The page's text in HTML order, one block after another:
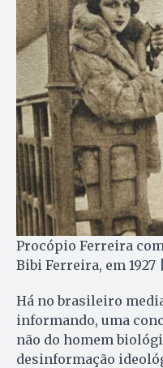
Procópio Ferreira
Bibi Ferreira, em 1927
Há no brasileiro
informando, uma
não do homem
desinformação